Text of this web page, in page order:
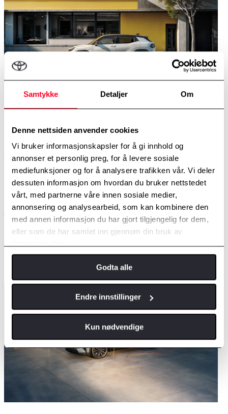
Samtykke Detaljer Om
Denne nettsiden anvender cookies
Vi bruker informasjonskapsler for å gi innhold og
annonser et personlig preg, for å levere sosiale
mediefunksjoner og for å analysere trafikken vår. Vi deler
dessuten informasjon om hvordan du bruker nettstedet
vårt, med partnerne våre innen sosiale medier,
annonsering og analysearbeid, som kan kombinere den
med annen informasjon du har gjort tilgjengelig for dem,
eller som de har samlet inn gjennom din bruk av
Godta alle
Endre innstillinger
Kun nødvendige
Nye Urban Cruiser
SUV. Romslig og sikker, med praktiske løsninger som forenkler h...
Les mer